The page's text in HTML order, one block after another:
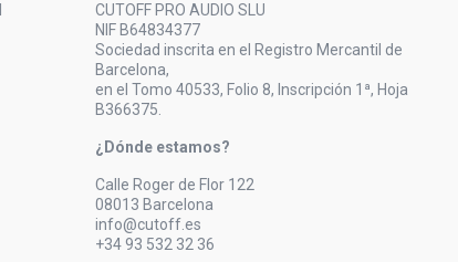
CUTOFF PRO AUDIO SLU
NIF B64834377
Sociedad inscrita en el Registro Mercantil de
Barcelona,
en el Tomo 40533, Folio 8, Inscripción 1ª, Hoja
B366375.
¿Dónde estamos?
Calle Roger de Flor 122
08013 Barcelona
info@cutoff.es
+34 93 532 32 36